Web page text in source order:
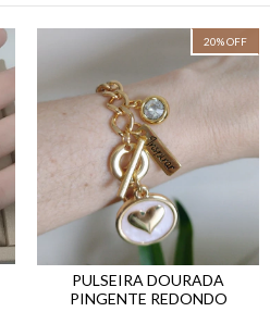
20%OFF
PULSEIRA DOURADA
PINGENTE REDONDO